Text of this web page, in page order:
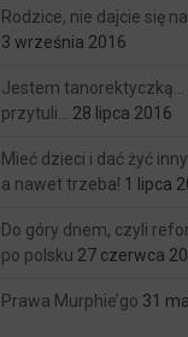
Rodzice, nie dajcie się
3 września 2016
Jestem tanorektyczką…
przytuli…
28 lipca 2016
Mieć dzieci i dać żyć
a nawet trzeba! 1 lipca
Do góry dnem, czyli
po polsku 27 czerwca
Prawa Murphie’go 31